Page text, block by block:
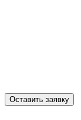
Оставить заявку